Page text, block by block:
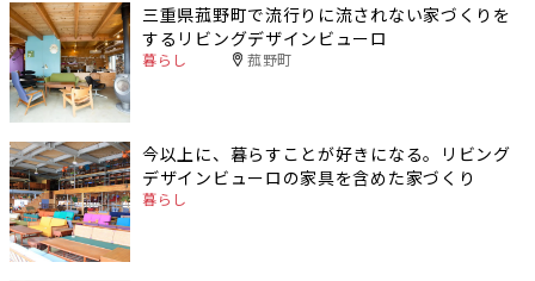
三重県菰野町で流行りに流されない家づくりを
するリビングデザインビューロ
暮らし 菰野町
今以上に、暮らすことが好きになる。リビング
デザインビューロの家具を含めた家づくり
暮らし